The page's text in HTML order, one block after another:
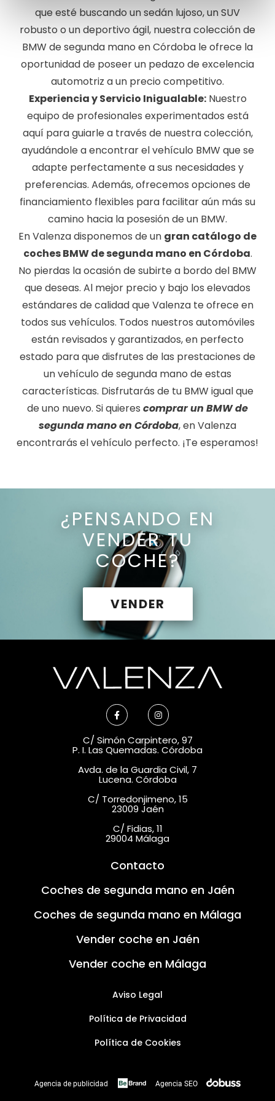
que esté buscando un sedán lujoso, un SUV
robusto o un deportivo ágil, nuestra colección de
BMW de segunda mano en Córdoba le ofrece la
oportunidad de poseer un pedazo de excelencia
automotriz a un precio competitivo.
Experiencia y Servicio Inigualable:Nuestro
equipo de profesionales experimentados está
aquí para guiarle a través de nuestra colección,
ayudándole a encontrar el vehículo BMW que se
adapte perfectamente a sus necesidades y
preferencias. Además, ofrecemos opciones de
financiamiento flexibles para facilitar aún más su
camino hacia la posesión de un BMW.
En Valenza disponemos de un gran catálogo de
coches BMW de segunda mano en Córdoba.
No pierdas la ocasión de subirte a bordo del BMW
que deseas. Al mejor precio y bajo los elevados
estándares de calidad que Valenza te ofrece en
todos sus vehículos. Todos nuestros automóviles
están revisados y garantizados, en perfecto
estado para que disfrutes de las prestaciones de
un vehículo de segunda mano de estas
características. Disfrutarás de tu BMW igual que
de uno nuevo. Si quieres comprar un BMW de
segunda mano en Córdoba, en Valenza
encontrarás el vehículo perfecto. ¡Te esperamos!
¿PENSANDO EN
VENDER TU
COCHE?
VENDER
C/ Simón Carpintero, 97
P. I. Las Quemadas. Córdoba
Avda. de la Guardia Civil, 7
Lucena. Córdoba
C/ Torredonjimeno, 15
23009 Jaén
C/ Fidias, 11
29004 Málaga
Contacto
Coches de segunda mano en Jaén
Coches de segunda mano en Málaga
Vender coche en Jaén
Vender coche en Málaga
Aviso Legal
Política de Privacidad
Política de Cookies
Agencia de publicidad Agencia SEO